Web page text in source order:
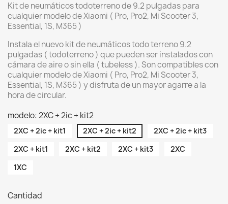
Kit de neumáticos todoterreno de 9.2 pulgadas para
cualquier modelo de Xiaomi ( Pro, Pro2, Mi Scooter 3,
Essential, 1S, M365 )
Instala el nuevo kit de neumáticos todo terreno 9.2
pulgadas ( todoterreno ) que pueden ser instalados con
cámara de aire o sin ella ( tubeless ). Son compatibles con
cualquier modelo de Xiaomi ( Pro, Pro2, Mi Scooter 3,
Essential, 1S, M365 ) y disfruta de un mayor agarre a la
hora de circular.
modelo: 2XC + 2ic + kit2
2XC + 2ic + kit1 2XC + 2ic + kit2
2XC + 2ic + kit3
2XC + kit1
2XC + kit2 2XC + kit3
2XC
1XC
Cantidad